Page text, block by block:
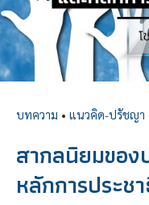
บทความ • แนวคิด-ปรัชญา
สากลนิยมขอ
หลักการประช